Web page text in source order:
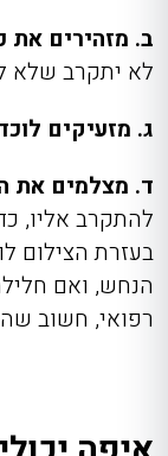
ב. מזהירים את
לא יתקרב שלא
ג. מזעיקים
ד. מצלמים את
להתקרב אליו,
בעזרת הצילום
הנחש, ואם
רפואי, חשוב